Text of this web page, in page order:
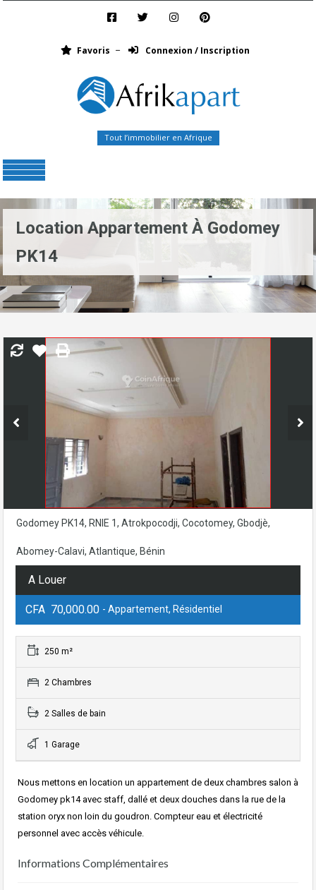
Favoris Connexion / Inscription
Tout l’immobilier en Afrique
Location Appartement À Godomey
PK14
Godomey PK14, RNIE 1, Atrokpocodji, Cocotomey, Gbodjè,
Abomey-Calavi, Atlantique, Bénin
A Louer
CFA 70,000.00 - Appartement, Résidentiel
250 m²
2 Chambres
2 Salles de bain
1 Garage
Nous mettons en location un appartement de deux chambres salon à
Godomey pk14 avec staff, dallé et deux douches dans la rue de la
station oryx non loin du goudron. Compteur eau et électricité
personnel avec accès véhicule.
Informations Complémentaires